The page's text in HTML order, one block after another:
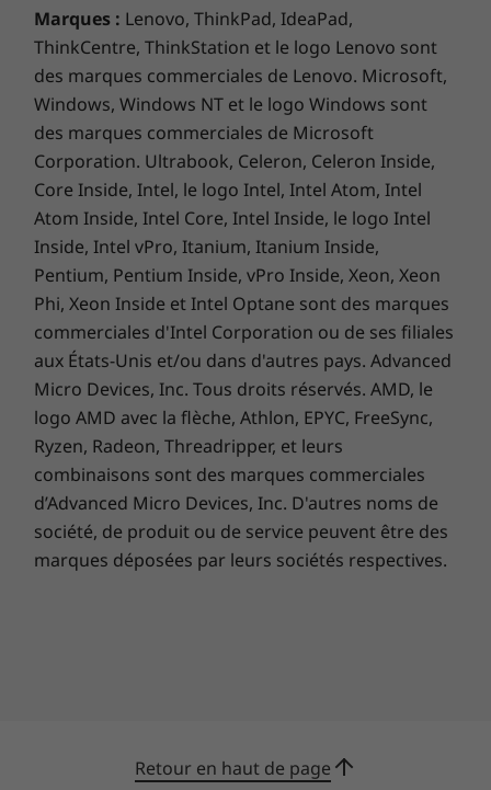
Il fonctionne sur Windows 11, avec des
fonctionnalités de sécurité numérique conçues
pour empêcher tout accès non autorisé.
L′encoche de sécurité Kensington Nano™
intégrée permet l′utilisation immédiate d’un
câble de sécurité compatible pour sécuriser
l′appareil et la webcam frontale est équipée
d’un cache de confidentialité. Le 500w Gen 4
est également respectueux de
l’environnement, avec un emballage composé
principalement de matériaux
recyclés/recyclables*, la certification Energy
Star®et la certification EPEAT®Gold dans les
zones concernées**.
** L’emballage du produit contient des matériaux recyclés, du plastique
biosourcé, des matériaux en fibres biosourcées non ligneuses et/ou des
matériaux forestiers durables.
** Consultezwww.epeat.netpour connaître l’éligibilité de certification par
pays.
Le débit d'absorption spécifique (DAS) local quantifie l'exposition de
l'utilisateur aux ondes électromagnétiques à puissance maximale de
l'équipement concerné. Le DAS maximal autorisé est de 2 W/kg pour
la tête et le tronc et de 4 W/kg pour les membres.
Marques : Lenovo, ThinkPad, IdeaPad,
ThinkCentre, ThinkStation et le logo Lenovo sont
des marques commerciales de Lenovo. Microsoft,
Windows, Windows NT et le logo Windows sont
des marques commerciales de Microsoft
Corporation. Ultrabook, Celeron, Celeron Inside,
Core Inside, Intel, le logo Intel, Intel Atom, Intel
Atom Inside, Intel Core, Intel Inside, le logo Intel
Inside, Intel vPro, Itanium, Itanium Inside,
Pentium, Pentium Inside, vPro Inside, Xeon, Xeon
Phi, Xeon Inside et Intel Optane sont des marques
commerciales d'Intel Corporation ou de ses filiales
aux États-Unis et/ou dans d'autres pays. Advanced
Micro Devices, Inc. Tous droits réservés. AMD, le
logo AMD avec la flèche, Athlon, EPYC, FreeSync,
Ryzen, Radeon, Threadripper, et leurs
combinaisons sont des marques commerciales
d’Advanced Micro Devices, Inc. D'autres noms de
société, de produit ou de service peuvent être des
marques déposées par leurs sociétés respectives.
Retour en haut de page